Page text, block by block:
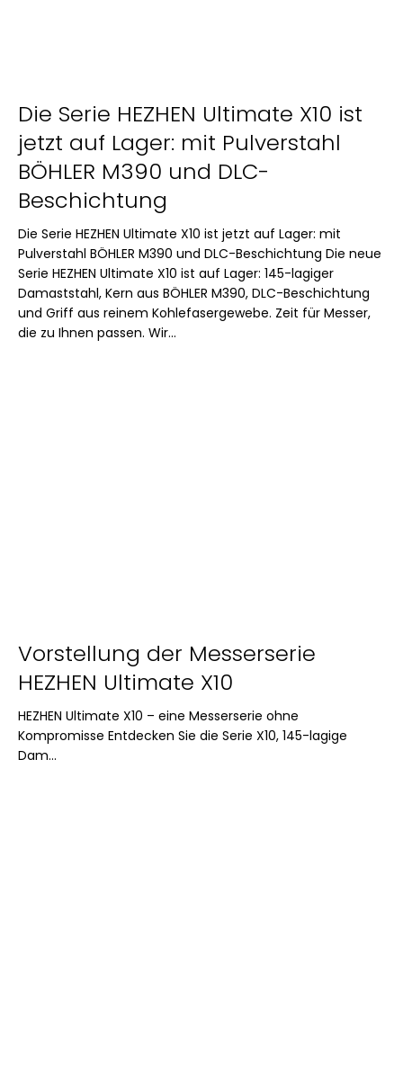
Die Serie HEZHEN Ultimate X10 ist
jetzt auf Lager: mit Pulverstahl
BÖHLER M390 und DLC-
Beschichtung
Die Serie HEZHEN Ultimate X10 ist jetzt auf Lager: mit
Pulverstahl BÖHLER M390 und DLC-Beschichtung Die neue
Serie HEZHEN Ultimate X10 ist auf Lager: 145-lagiger
Damaststahl, Kern aus BÖHLER M390, DLC-Beschichtung
und Griff aus reinem Kohlefasergewebe. Zeit für Messer,
die zu Ihnen passen. Wir...
Vorstellung der Messerserie
HEZHEN Ultimate X10
HEZHEN Ultimate X10 – eine Messerserie ohne
Kompromisse Entdecken Sie die Serie X10, 145-lagige
Dam...